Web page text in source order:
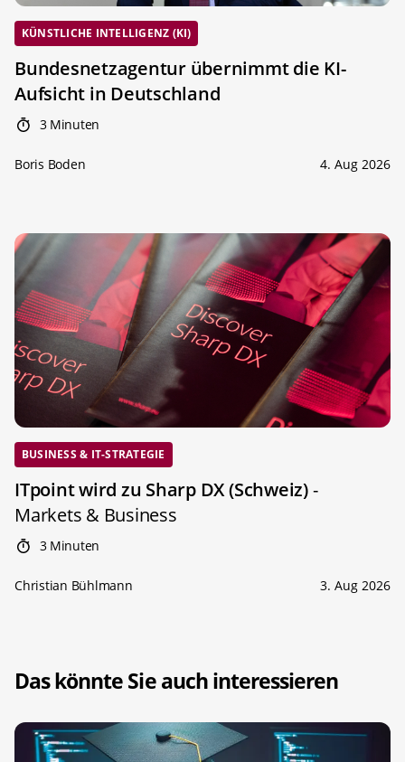
KÜNSTLICHE INTELLIGENZ (KI)
Bundesnetzagentur übernimmt die KI-
Aufsicht in Deutschland
3 Minuten
Boris Boden 4. Aug 2026
BUSINESS & IT-STRATEGIE
ITpoint wird zu Sharp DX (Schweiz)-
Markets & Business
3 Minuten
Christian Bühlmann 3. Aug 2026
Das könnte Sie auch interessieren